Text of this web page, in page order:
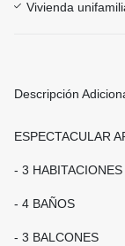
Vivienda
Descripción
ESPECTACULAR
- 3 HABITACIONES
- 4 BAÑOS
- 3 BALCONES